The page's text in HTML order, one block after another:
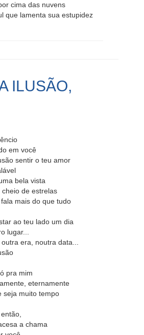
cima das nuvens
que lamenta sua estupidez
ILUSÃO,
em você
sentir o teu amor
bela vista
de estrelas
mais do que tudo
ao teu lado um dia
lugar...
era, noutra data...
pra mim
eternamente
seja muito tempo
a chama